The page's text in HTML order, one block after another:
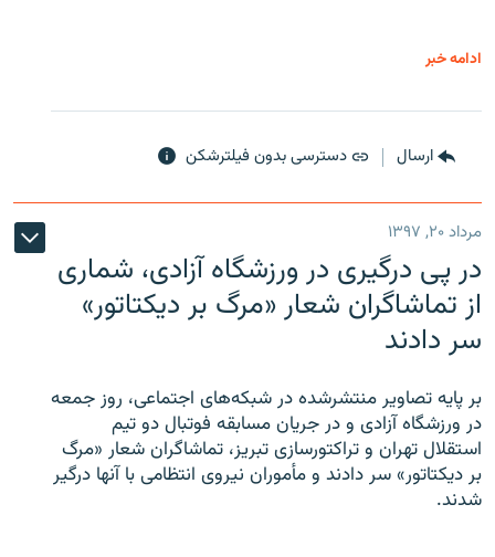
ادامه خبر
ارسال دسترسی بدون فیلترشکن
مرداد ۲۰, ۱۳۹۷
در پی درگیری در ورزشگاه آزادی، شماری
از تماشاگران شعار «مرگ بر دیکتاتور»
سر دادند
بر پایه تصاویر منتشرشده در شبکه‌های اجتماعی، روز جمعه
در ورزشگاه آزادی و در جریان مسابقه فوتبال دو تیم
استقلال تهران و تراکتورسازی تبریز، تماشاگران شعار «مرگ
بر دیکتاتور» سر دادند و مأموران نیروی انتظامی با آنها درگیر
شدند.